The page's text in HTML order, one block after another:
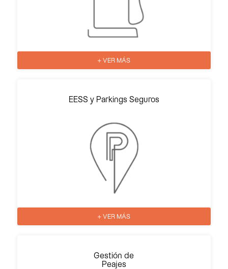
+ VER MÁS
EESS y Parkings Seguros
+ VER MÁS
Gestión de
Peajes